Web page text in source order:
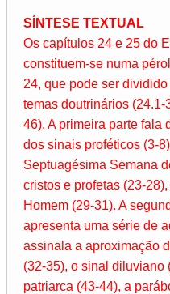
SÍNTESE TEXTUAL
Os capítulos 24 e 25 do
constituem-se numa
24, que pode ser
temas doutrinários
46). A primeira parte fala
dos sinais proféticos (3-
Septuagésima Semana
cristos e profetas (23-
Homem (29-31). A
apresenta uma série de
assinala a aproximação
(32-35), o sinal diluviano
patriarca (43-44), a